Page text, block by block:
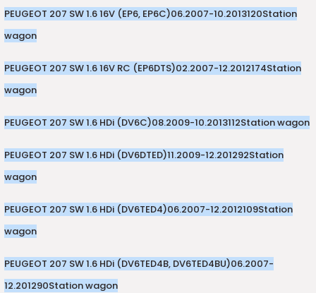
PEUGEOT 207 SW 1.6 16V (EP6, EP6C)06.2007-10.2013120Station
wagon
PEUGEOT 207 SW 1.6 16V RC (EP6DTS)02.2007-12.2012174Station
wagon
PEUGEOT 207 SW 1.6 HDi (DV6C)08.2009-10.2013112Station wagon
PEUGEOT 207 SW 1.6 HDi (DV6DTED)11.2009-12.201292Station
wagon
PEUGEOT 207 SW 1.6 HDi (DV6TED4)06.2007-12.2012109Station
wagon
PEUGEOT 207 SW 1.6 HDi (DV6TED4B, DV6TED4BU)06.2007-
12.201290Station wagon